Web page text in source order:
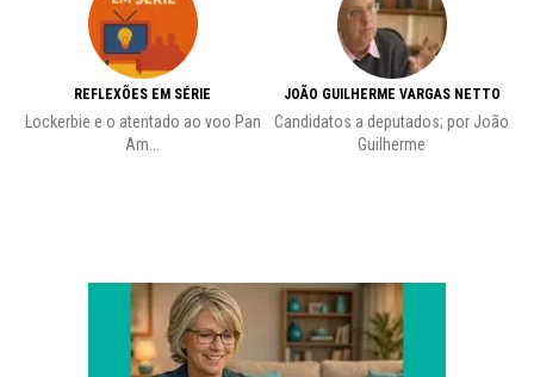
REFLEXÕES EM SÉRIE
Lockerbie e o atentado ao voo Pan
Am...
JOÃO GUILHERME VARGAS NETTO
Candidatos a deputados; por João
Guilherme